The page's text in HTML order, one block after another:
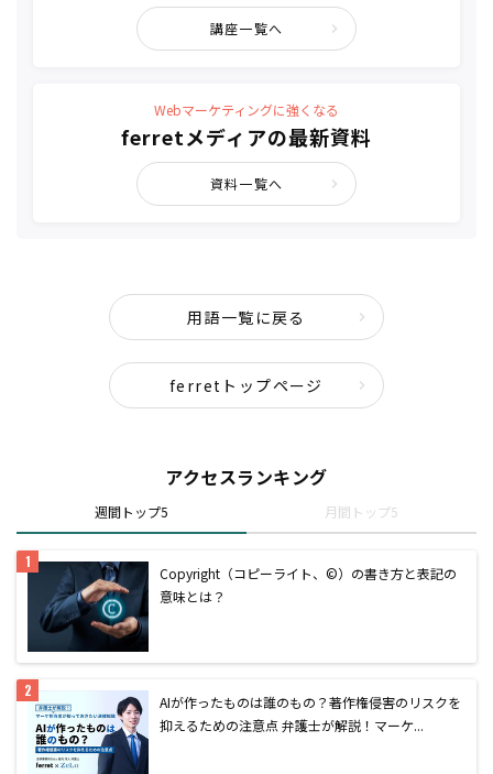
講座一覧へ
Webマーケティングに強くなる
ferretメディアの最新資料
資料一覧へ
用語一覧に戻る
ferretトップページ
アクセスランキング
週間トップ5 月間トップ5
Copyright（コピーライト、©）の書き方と表記の
意味とは？
AIが作ったものは誰のもの？著作権侵害のリスクを
抑えるための注意点 弁護士が解説！マーケ...